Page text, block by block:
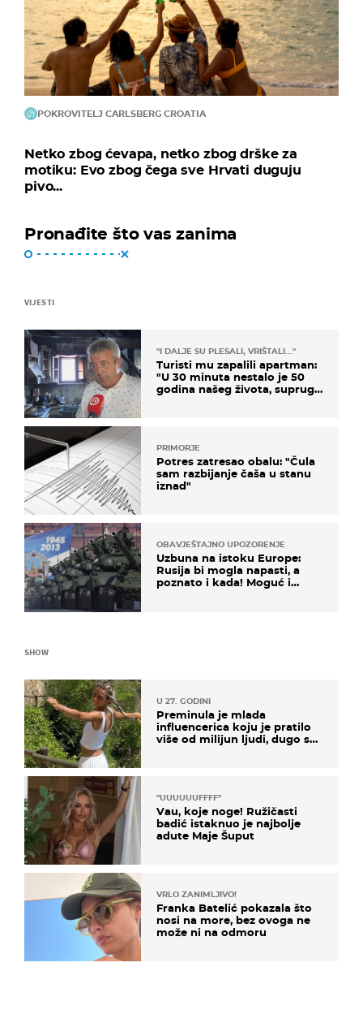
POKROVITELJ CARLSBERG CROATIA
Netko zbog ćevapa, netko zbog drške za
motiku: Evo zbog čega sve Hrvati duguju
pivo...
Pronađite što vas zanima
VIJESTI
"I DALJE SU PLESALI, VRIŠTALI..."
Turisti mu zapalili apartman:
"U 30 minuta nestalo je 50
godina našeg života, supruga
PRIMORJE
Potres zatresao obalu: "Čula
sam razbijanje čaša u stanu
iznad"
OBAVJEŠTAJNO UPOZORENJE
Uzbuna na istoku Europe:
Rusija bi mogla napasti, a
poznato i kada! Moguć i
SHOW
U 27. GODINI
Preminula je mlada
influencerica koju je pratilo
više od milijun ljudi, dugo se
"UUUUUUFFFF"
Vau, koje noge! Ružičasti
badić istaknuo je najbolje
adute Maje Šuput
VRLO ZANIMLJIVO!
Franka Batelić pokazala što
nosi na more, bez ovoga ne
može ni na odmoru